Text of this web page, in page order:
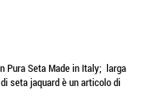
Pura Seta Made in Italy; larga
seta jaquard è un articolo di